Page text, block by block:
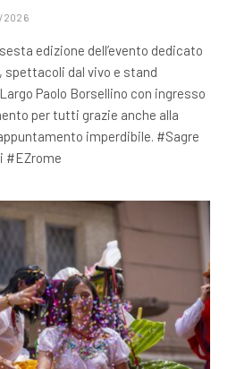
2026
edizione dell’evento dedicato
dal vivo e stand
Paolo Borsellino con ingresso
per tutti grazie anche alla
imperdibile. #Sagre
#EZrome